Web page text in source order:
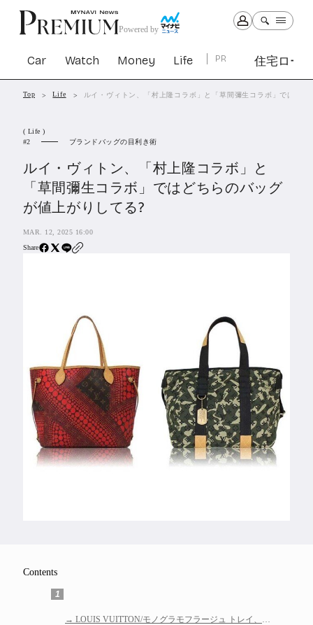
Powered by
Car Watch Money Life PR 住宅ロー
Car Watch Money
PR
住宅ローン 360
SBIネオトレード証券
Feature
Series
Top Life ルイ・ヴィトン、「村上隆コラボ」と「草間彌生コラボ」ではど
( Life )
2
ブランドバッグの目利き術
ルイ・ヴィトン、「村上隆コラボ」と
「草間彌生コラボ」ではどちらのバッグ
が値上がりしてる?
MAR. 12, 2025 16:00
Share
Contents
1
LOUIS VUITTON/モノグラモフラージュ トレイ、ヤ